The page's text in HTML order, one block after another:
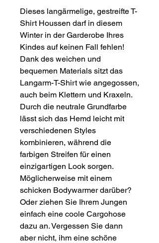
Dieses langärmelige, gestreifte T-
Shirt Houssen darf in diesem
Winter in der Garderobe Ihres
Kindes auf keinen Fall fehlen!
Dank des weichen und
bequemen Materials sitzt das
Langarm-T-Shirt wie angegossen,
auch beim Klettern und Kraxeln.
Durch die neutrale Grundfarbe
lässt sich das Hemd leicht mit
verschiedenen Styles
kombinieren, während die
farbigen Streifen für einen
einzigartigen Look sorgen.
Möglicherweise mit einem
schicken Bodywarmer darüber?
Oder ziehen Sie Ihrem Jungen
einfach eine coole Cargohose
dazu an. Vergessen Sie dann
aber nicht, ihm eine schöne